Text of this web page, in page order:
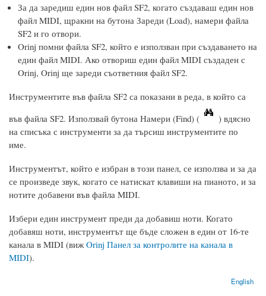
За да заредиш един нов файл SF2, когато създаваш един нов
файл MIDI, щракни на бутона Зареди (Load), намери файла
SF2 и го отвори.
Orinj помни файла SF2, който е използван при създаването на
един файл MIDI. Ако отвориш един файл MIDI създаден с
Orinj, Orinj ще зареди съответния файл SF2.
Инструментите във файла SF2 са показани в реда, в който са
във файла SF2. Използвай бутона Намери (Find) (
) вдясно
на списъка с инструменти за да търсиш инструментите по
име.
Инструментът, който е избран в този панел, се използва и за да
се произведе звук, когато се натискат клавиши на пианото, и за
нотите добавени във файла MIDI.
Избери един инструмент преди да добавиш ноти. Когато
добавяш ноти, инструментът ще бъде сложен в един от 16-те
канала в MIDI (вижOrinj Панел за контролите на канала в
MIDI).
English